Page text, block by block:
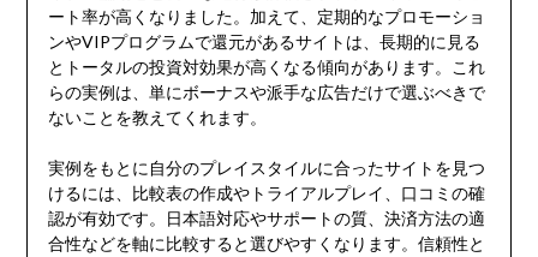
ート率が高くなりました。加えて、定期的なプロモーショ
ンやVIPプログラムで還元があるサイトは、長期的に見る
とトータルの投資対効果が高くなる傾向があります。これ
らの実例は、単にボーナスや派手な広告だけで選ぶべきで
ないことを教えてくれます。
実例をもとに自分のプレイスタイルに合ったサイトを見つ
けるには、比較表の作成やトライアルプレイ、口コミの確
認が有効です。日本語対応やサポートの質、決済方法の適
合性などを軸に比較すると選びやすくなります。信頼性と